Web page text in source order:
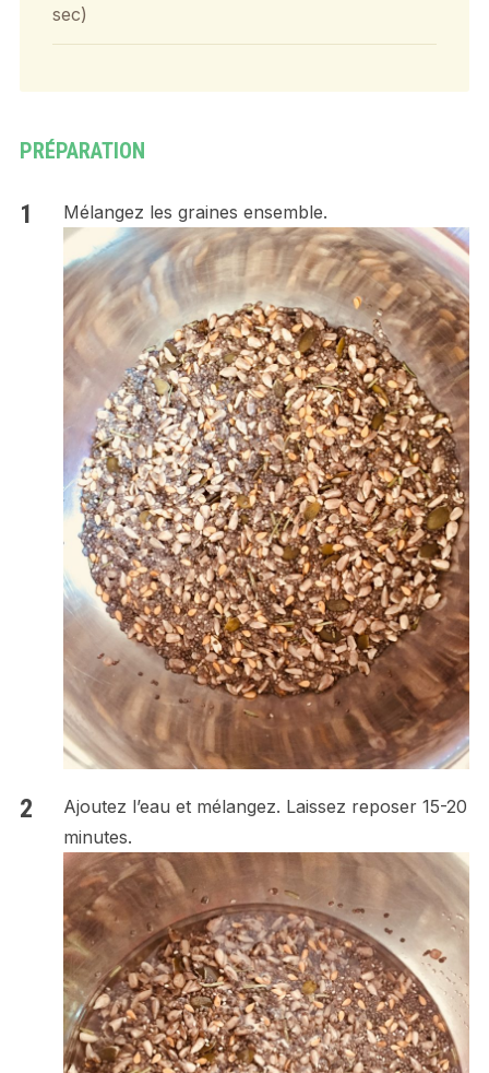
sec)
PRÉPARATION
Mélangez les graines ensemble.
Ajoutez l’eau et mélangez. Laissez reposer 15-20
minutes.